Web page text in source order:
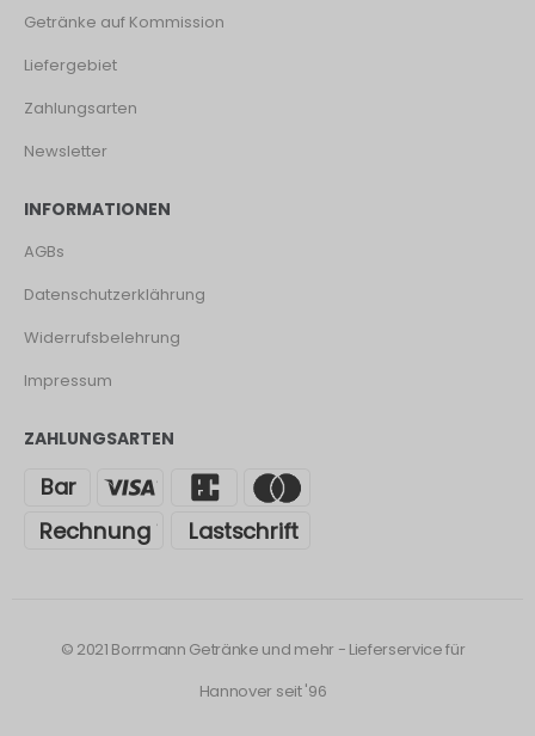
Getränke auf Kommission
Liefergebiet
Zahlungsarten
Newsletter
INFORMATIONEN
AGBs
Datenschutzerklährung
Widerrufsbelehrung
Impressum
ZAHLUNGSARTEN
© 2021 Borrmann Getränke und mehr - Lieferservice für
Hannover seit '96